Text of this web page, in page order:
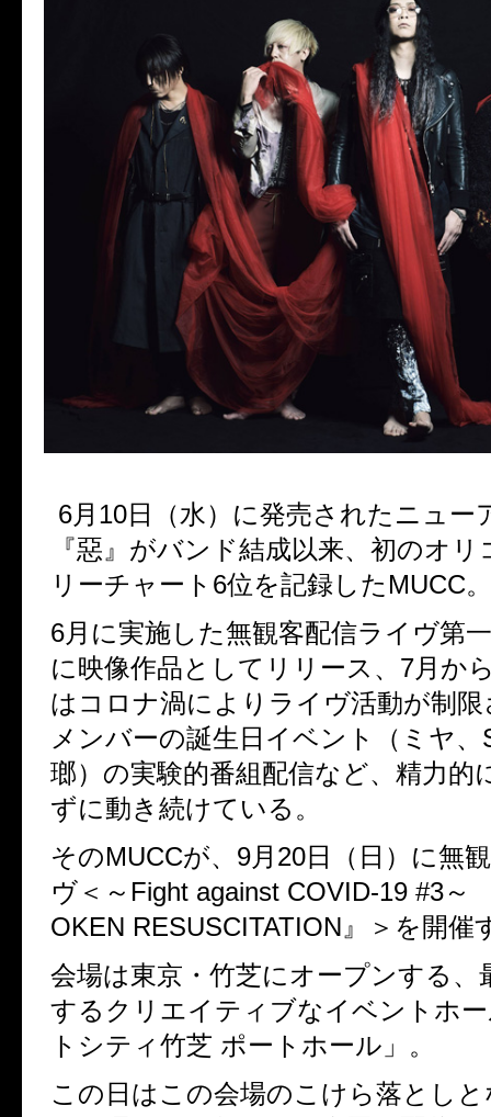
6月 10日（水）に発売されたニュー
『惡』がバンド結成以来、 初のオリ
リーチャート 6位を記録した MUCC。
6月に実施した無観客配信ライヴ第
に映像作品としてリリース、 7月か
はコロナ渦によりライヴ活動が制
メンバーの誕生日イベント（ミヤ、
瑯）の実験的番組配信など、 精力的
ずに動き続けている。
そのMUCCが、9月 20日（日）に無
ヴ ＜～ Fight against COVID-19 #3～
OKEN RESUSCITATION 』＞を開催
会場は東京・竹芝にオープンする、
するクリエイティブなイベントホ
トシティ竹芝 ポートホール」。
この日はこの会場のこけら落とし